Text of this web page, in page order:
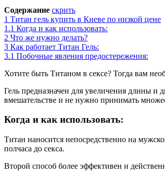
Содержание скрить
1 Титан гель купить в Киеве по низкой цене
1.1 Когда и как использовать:
2 Что же нужно делать?
3 Как работает Титан Гель:
3.1 Побочные явления предостережения:
Хотите быть Титаном в сексе? Тогда вам
Гель предназначен для увеличения длины и
вмешательстве и не нужно принимать
Когда и как использовать:
Титан наносится непосредственно на
полчаса до секса.
Второй способ более эффективен и